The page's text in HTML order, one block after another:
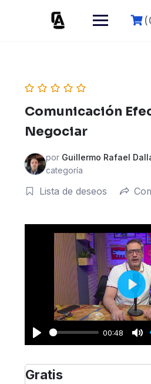
Comunicación
Negociar
por Guillermo Rafael
categoría
Lista de deseos
Play
00:48
Play
Gratis